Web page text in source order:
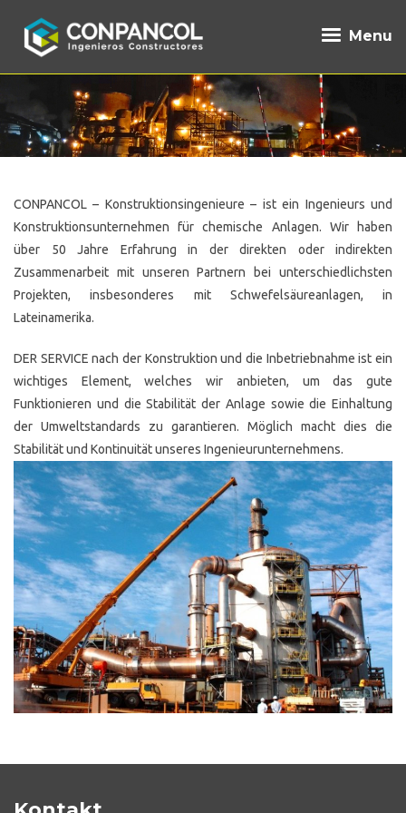
Menu
CONPANCOL – Konstruktionsingenieure – ist ein Ingenieurs und
Konstruktionsunternehmen für chemische Anlagen. Wir haben
über 50 Jahre Erfahrung in der direkten oder indirekten
Zusammenarbeit mit unseren Partnern bei unterschiedlichsten
Projekten, insbesonderes mit Schwefelsäureanlagen, in
Lateinamerika.
DER SERVICE nach der Konstruktion und die Inbetriebnahme ist ein
wichtiges Element, welches wir anbieten, um das gute
Funktionieren und die Stabilität der Anlage sowie die Einhaltung
der Umweltstandards zu garantieren. Möglich macht dies die
Stabilität und Kontinuität unseres Ingenieurunternehmens.